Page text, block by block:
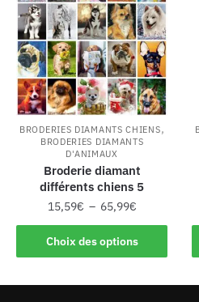
BRODERIES DIAMANTS CHIENS,
BRODERIES DIAMANTS
D'ANIMAUX
Broderie diamant
différents chiens 5
15,59€ – 65,99€
Choix des options